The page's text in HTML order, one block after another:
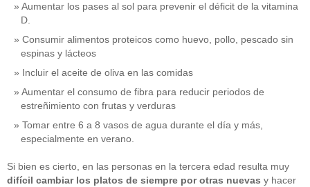
Aumentar los pases al sol para prevenir el déficit de la vitamina
D.
Consumir alimentos proteicos como huevo, pollo, pescado sin
espinas y lácteos
Incluir el aceite de oliva en las comidas
Aumentar el consumo de fibra para reducir periodos de
estreñimiento con frutas y verduras
Tomar entre 6 a 8 vasos de agua durante el día y más,
especialmente en verano.
Si bien es cierto, en las personas en la tercera edad resulta muy
difícil cambiar los platos de siempre por otras nuevas y hacer